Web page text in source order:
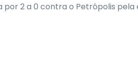
por 2 a 0 contra o Petrópolis pela